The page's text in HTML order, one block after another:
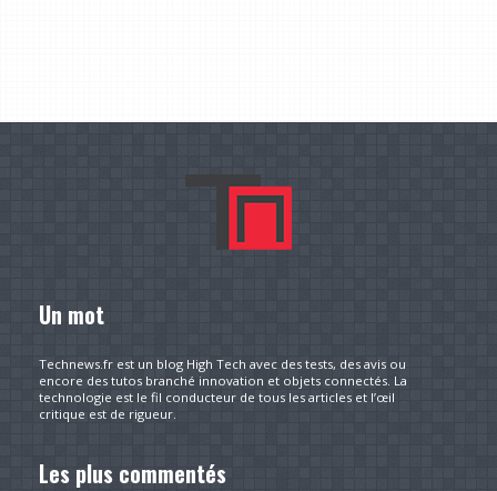
Un mot
Technews.fr est un blog High Tech avec des tests, des avis ou
encore des tutos branché innovation et objets connectés. La
technologie est le fil conducteur de tous les articles et l’œil
critique est de rigueur.
Les plus commentés